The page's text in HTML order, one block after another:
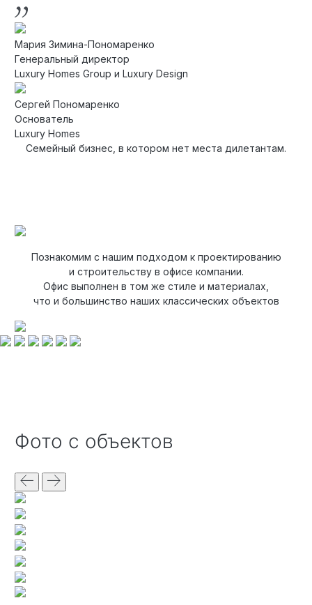
Мария Зимина-Пономаренко
Генеральный директор
Luxury Homes Group и Luxury Design
Сергей Пономаренко
Основатель
Luxury Homes
Семейный бизнес, в котором нет места дилетантам.
Познакомим с нашим подходом к проектированию
и строительству в офисе компании.
Офис выполнен в том же стиле и материалах,
что и большинство наших классических объектов
Фото с объектов